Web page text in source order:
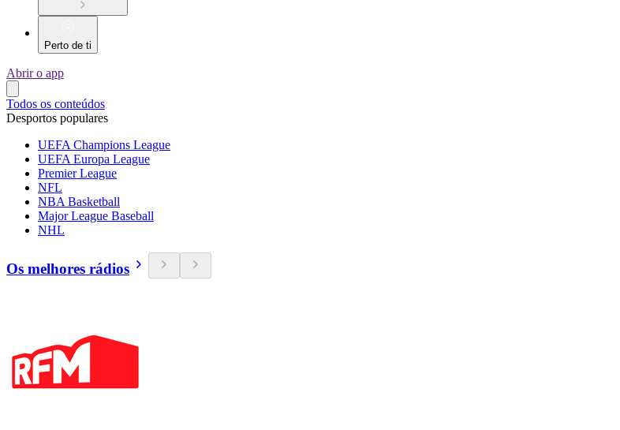
Perto de ti
Abrir o app
Todos os conteúdos
Desportos populares
UEFA Champions League
UEFA Europa League
Premier League
NFL
NBA Basketball
Major League Baseball
NHL
Os melhores rádios